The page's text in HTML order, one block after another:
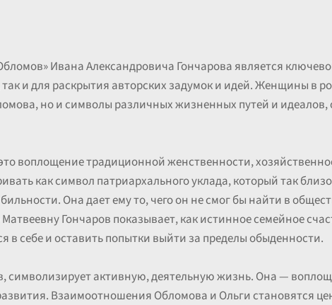
Ивана Александровича Гончарова является
так и для раскрытия авторских задумок и идей. Женщины в
но и символы различных жизненных путей и идеалов,
воплощение традиционной женственности,
как символ патриархального уклада, который так
Она дает ему то, чего он не смог бы найти в
Гончаров показывает, как истинное семейное
в себе и оставить попытки выйти за пределы обыденности.
символизирует активную, деятельную жизнь. Она —
Взаимоотношения Обломова и Ольги становятся